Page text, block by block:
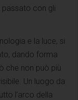
passato con gli
e la luce, si
dando forma
che non può più
Un luogo da
l’arco della